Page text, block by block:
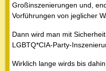
Großinszenierungen und,
Vorführungen von jeglicher
Dann wird man mit
LGBTQ*CIA-Party-
Wirklich lange wirds bis